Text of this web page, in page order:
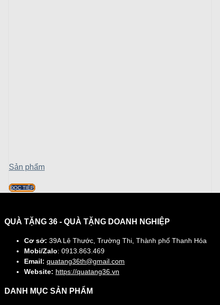
Sản phẩm
ĐỌC TIẾP
QUÀ TẶNG 36 - QUÀ TẶNG DOANH NGHIỆP
Cơ sở: 39A Lê Thước, Trường Thi, Thành phố Thanh Hóa
Mobi/Zalo: 0913.863.469
Email: quatang36th@gmail.com
Website: https://quatang36.vn
DANH MỤC SẢN PHẨM